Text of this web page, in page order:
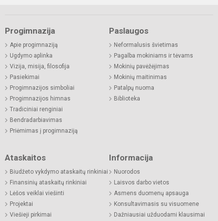
Progimnazija
Apie progimnaziją
Ugdymo aplinka
Vizija, misija, filosofija
Pasiekimai
Progimnazijos simboliai
Progimnazijos himnas
Tradiciniai renginiai
Bendradarbiavimas
Priėmimas į progimnaziją
Paslaugos
Neformalusis švietimas
Pagalba mokiniams ir tėvams
Mokinių pavėžėjimas
Mokinių maitinimas
Patalpų nuoma
Biblioteka
Ataskaitos
Biudžeto vykdymo ataskaitų rinkiniai
Finansinių ataskaitų rinkiniai
Lėšos veiklai viešinti
Projektai
Viešieji pirkimai
Informacija
Nuorodos
Laisvos darbo vietos
Asmens duomenų apsauga
Konsultavimasis su visuomene
Dažniausiai užduodami klausimai